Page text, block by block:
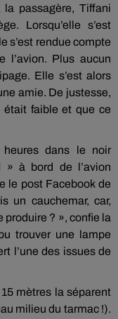
la passagère, Tiffani
Lorsqu’elle s’est
s’est rendue compte
l’avion. Plus aucun
Elle s’est alors
amie. De justesse,
était faible et que ce
dans le noir
à bord de l’avion
le post Facebook de
un cauchemar, car,
? », confie la
trouver une lampe
l’une des issues de
mètres la séparent
milieu du tarmac !).